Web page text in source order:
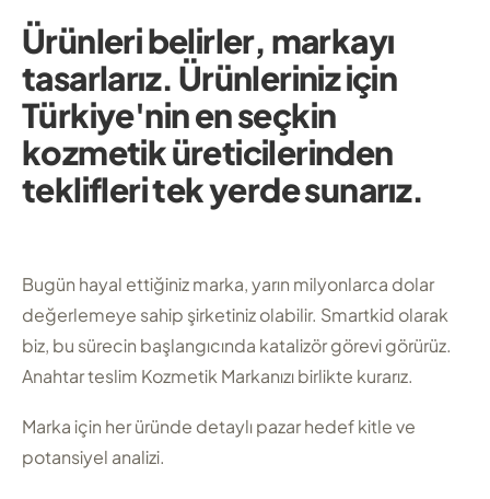
Ürünleri belirler, markayı
tasarlarız. Ürünleriniz için
Türkiye'nin en seçkin
kozmetik üreticilerinden
teklifleri tek yerde sunarız.
Bugün hayal ettiğiniz marka, yarın milyonlarca dolar
değerlemeye sahip şirketiniz olabilir. Smartkid olarak
biz, bu sürecin başlangıcında katalizör görevi görürüz.
Anahtar teslim Kozmetik Markanızı birlikte kurarız.
Marka için her üründe detaylı pazar hedef kitle ve
potansiyel analizi.